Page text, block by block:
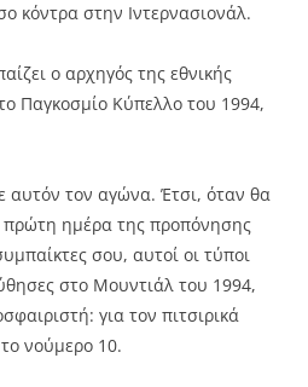
κόντρα στην Ιντερνασιονάλ.
ο αρχηγός της εθνικής
Παγκοσμίο Κύπελλο του 1994,
αυτόν τον αγώνα. Έτσι, όταν θα
πρώτη ημέρα της προπόνησης
σου, αυτοί οι τύποι
στο Μουντιάλ του 1994,
για τον πιτσιρικά
νούμερο 10.